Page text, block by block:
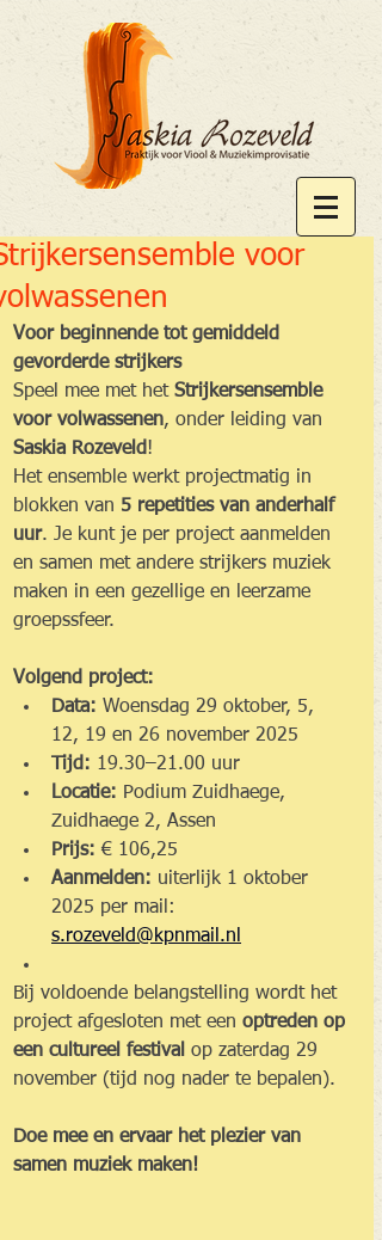
voor
Voor beginnende tot gemiddeld
gevorderde strijkers
Speel mee met het Strijkersensemble
voor volwassenen, onder leiding van
Saskia Rozeveld!
Het ensemble werkt projectmatig in
blokken van 5 repetities van anderhalf
uur. Je kunt je per project aanmelden
en samen met andere strijkers muziek
maken in een gezellige en leerzame
groepssfeer.
Volgend project:
Data: Woensdag 29 oktober, 5,
12, 19 en 26 november 2025
Tijd: 19.30–21.00 uur
Locatie: Podium Zuidhaege,
Zuidhaege 2, Assen
Prijs: € 106,25
Aanmelden: uiterlijk 1 oktober
2025 per mail:
s.rozeveld@kpnmail.nl
Bij voldoende belangstelling wordt het
project afgesloten met een optreden op
een cultureel festival op zaterdag 29
november (tijd nog nader te bepalen).
Doe mee en ervaar het plezier van
samen muziek maken!